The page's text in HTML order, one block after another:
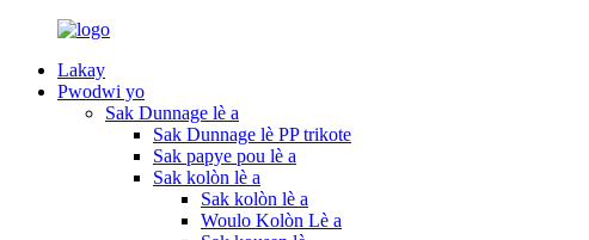
Lakay
Pwodwi yo
Sak Dunnage lè a
Sak Dunnage lè PP trikote
Sak papye pou lè a
Sak kolòn lè a
Sak kolòn lè a
Woulo Kolòn Lè a